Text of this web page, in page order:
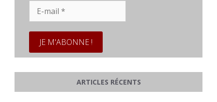
mail
ARTICLES RÉCENTS